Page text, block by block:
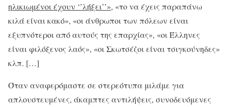
ηλικιωμένοι έχουν ‘’λήξει’’», «το να έχεις παραπάνω
κιλά είναι κακό», «οι άνθρωποι των πόλεων είναι
εξυπνότεροι από αυτούς της επαρχίας», «οι Έλληνες
είναι φιλόξενος λαός», «οι Σκωτσέζοι είναι τσιγκούνηδες»
κλπ. […]
Όταν αναφερόμαστε σε στερεότυπα μιλάμε για
απλουστευμένες, άκαμπτες αντιλήψεις, συνοδευόμενες